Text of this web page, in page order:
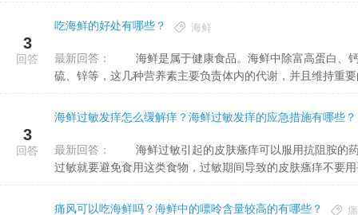
3
回答
吃海鲜的好处有哪些？ 海鲜
最新回答：
硫、锌等，这几种营养素主要负责体内的代谢，并且维持重
3
回答
海鲜过敏发痒怎么缓解痒？海鲜过敏发痒的应急措施有哪些？
最新回答：
过敏就要避免食用这类食物，过敏期间导致的皮肤瘙痒不要
痛风可以吃海鲜吗？海鲜中的嘌呤含量较高的有哪些？